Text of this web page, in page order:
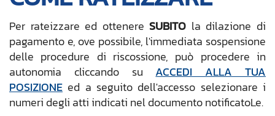
Per rateizzare ed ottenereSUBITO la dilazione di
pagamento e, ove possibile, l'immediata sospensione
delle procedure di riscossione, può procedere in
autonomia cliccando su
ACCEDI ALLA TUA
POSIZIONE ed a seguito dell'accesso selezionare i
numeri degli atti indicati nel documento notificatoLe.